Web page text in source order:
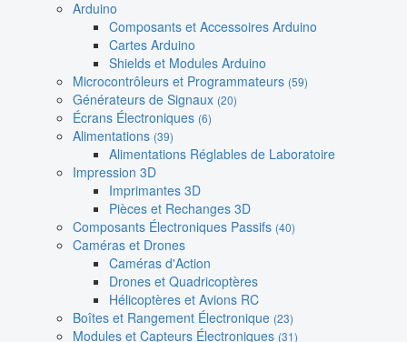
Arduino
Composants et Accessoires Arduino
Cartes Arduino
Shields et Modules Arduino
Microcontrôleurs et Programmateurs (59)
Générateurs de Signaux (20)
Écrans Électroniques (6)
Alimentations (39)
Alimentations Réglables de Laboratoire
Impression 3D
Imprimantes 3D
Pièces et Rechanges 3D
Composants Électroniques Passifs (40)
Caméras et Drones
Caméras d'Action
Drones et Quadricoptères
Hélicoptères et Avions RC
Boîtes et Rangement Électronique (23)
Modules et Capteurs Électroniques (31)